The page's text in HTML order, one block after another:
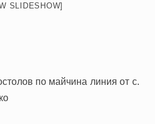
SLIDESHOW]
по майчина линия от с.